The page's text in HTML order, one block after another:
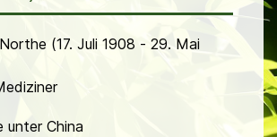
(17. Juli 1908 - 29. Mai
unter China